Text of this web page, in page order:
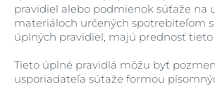
pravidiel alebo podmienok súťaže na
materiáloch určených spotrebiteľom
úplných pravidiel, majú prednosť
Tieto úplné pravidlá môžu byť
usporiadateľa súťaže formou